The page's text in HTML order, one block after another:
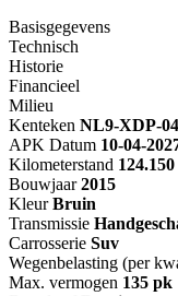
Basisgegevens
Technisch
Historie
Financieel
Milieu
Kenteken NL9-XDP-04
APK Datum 10-04-
Kilometerstand
Bouwjaar 2015
Kleur Bruin
Transmissie
Carrosserie Suv
Wegenbelasting (per
Max. vermogen 135 pk